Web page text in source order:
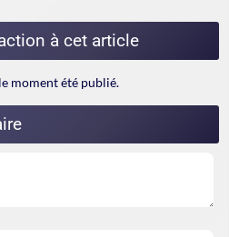
à cet article
moment été publié.